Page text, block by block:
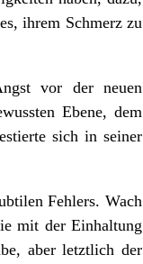
ihrem Schmerz zu
vor der neuen
Ebene, dem
sich in seiner
Fehlers. Wach
mit der Einhaltung
aber letztlich der